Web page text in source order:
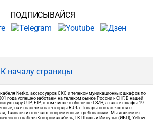
ПОДПИСЫВАЙСЯ
К началу страницы
Netko, аксессуаров СКС и телекоммуникационных шкафов по
года успешно работаем на телеком рынке России и СНГ. В нашей
пару UTP, FTP, в том числе в оболочке LSZH, а также шкафы 19
патч-панели и патч-корды RJ-45. Товары поставляются с
Тайваня и отвечают современным требованиям. Мы являемся
кабеля Костромакабель, ГК Штиль и Импульс (ИБП), Yellow